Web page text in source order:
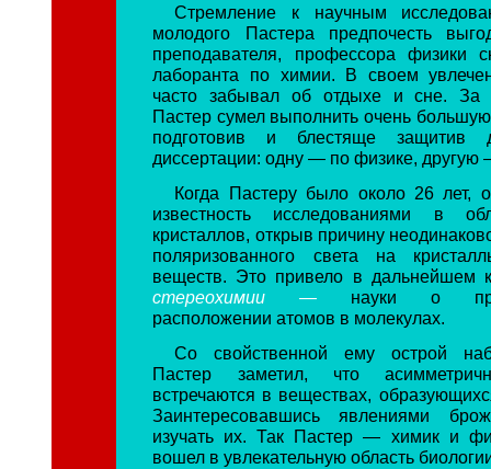
Стремление к научным
молодого Пастера предпочесть
преподавателя, профессора физики
лаборанта по химии. В своем
часто забывал об отдыхе и сне. За
Пастер сумел выполнить очень
подготовив и блестяще защитив
диссертации: одну — по физике, другую
Когда Пастеру было около 26 лет,
известность исследованиями в
кристаллов, открыв причину
поляризованного света на
веществ. Это привело в дальнейшем
стереохимии — науки о
расположении атомов в молекулах.
Со свойственной ему острой
Пастер заметил, что
встречаются в веществах,
Заинтересовавшись явлениями
изучать их. Так Пастер — химик и
вошел в увлекательную область